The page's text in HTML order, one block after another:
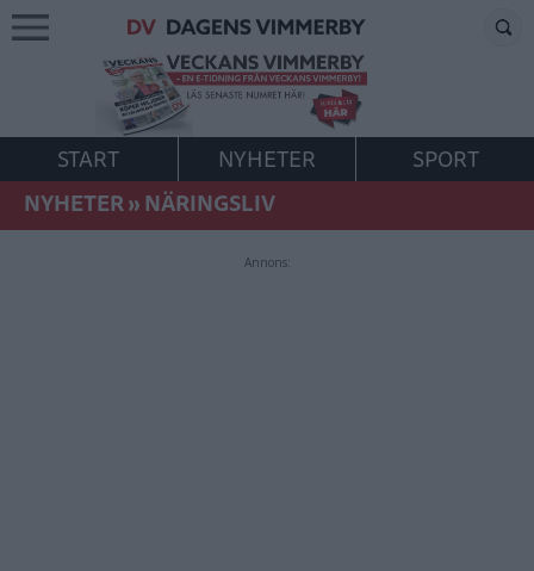
START NYHETER
SPORT
NYHETER»NÄRINGSLIV
Annons: